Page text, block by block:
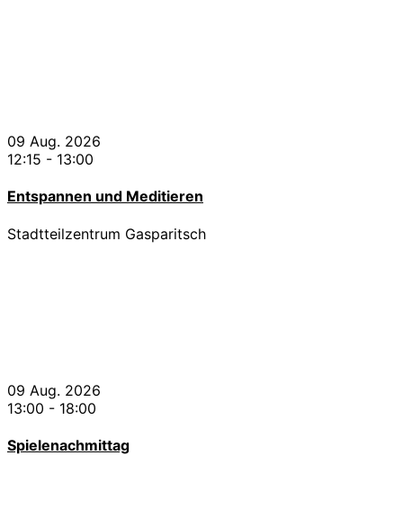
09 Aug. 2026
12:15 - 13:00
Entspannen und Meditieren
Stadtteilzentrum Gasparitsch
09 Aug. 2026
13:00 - 18:00
Spielenachmittag